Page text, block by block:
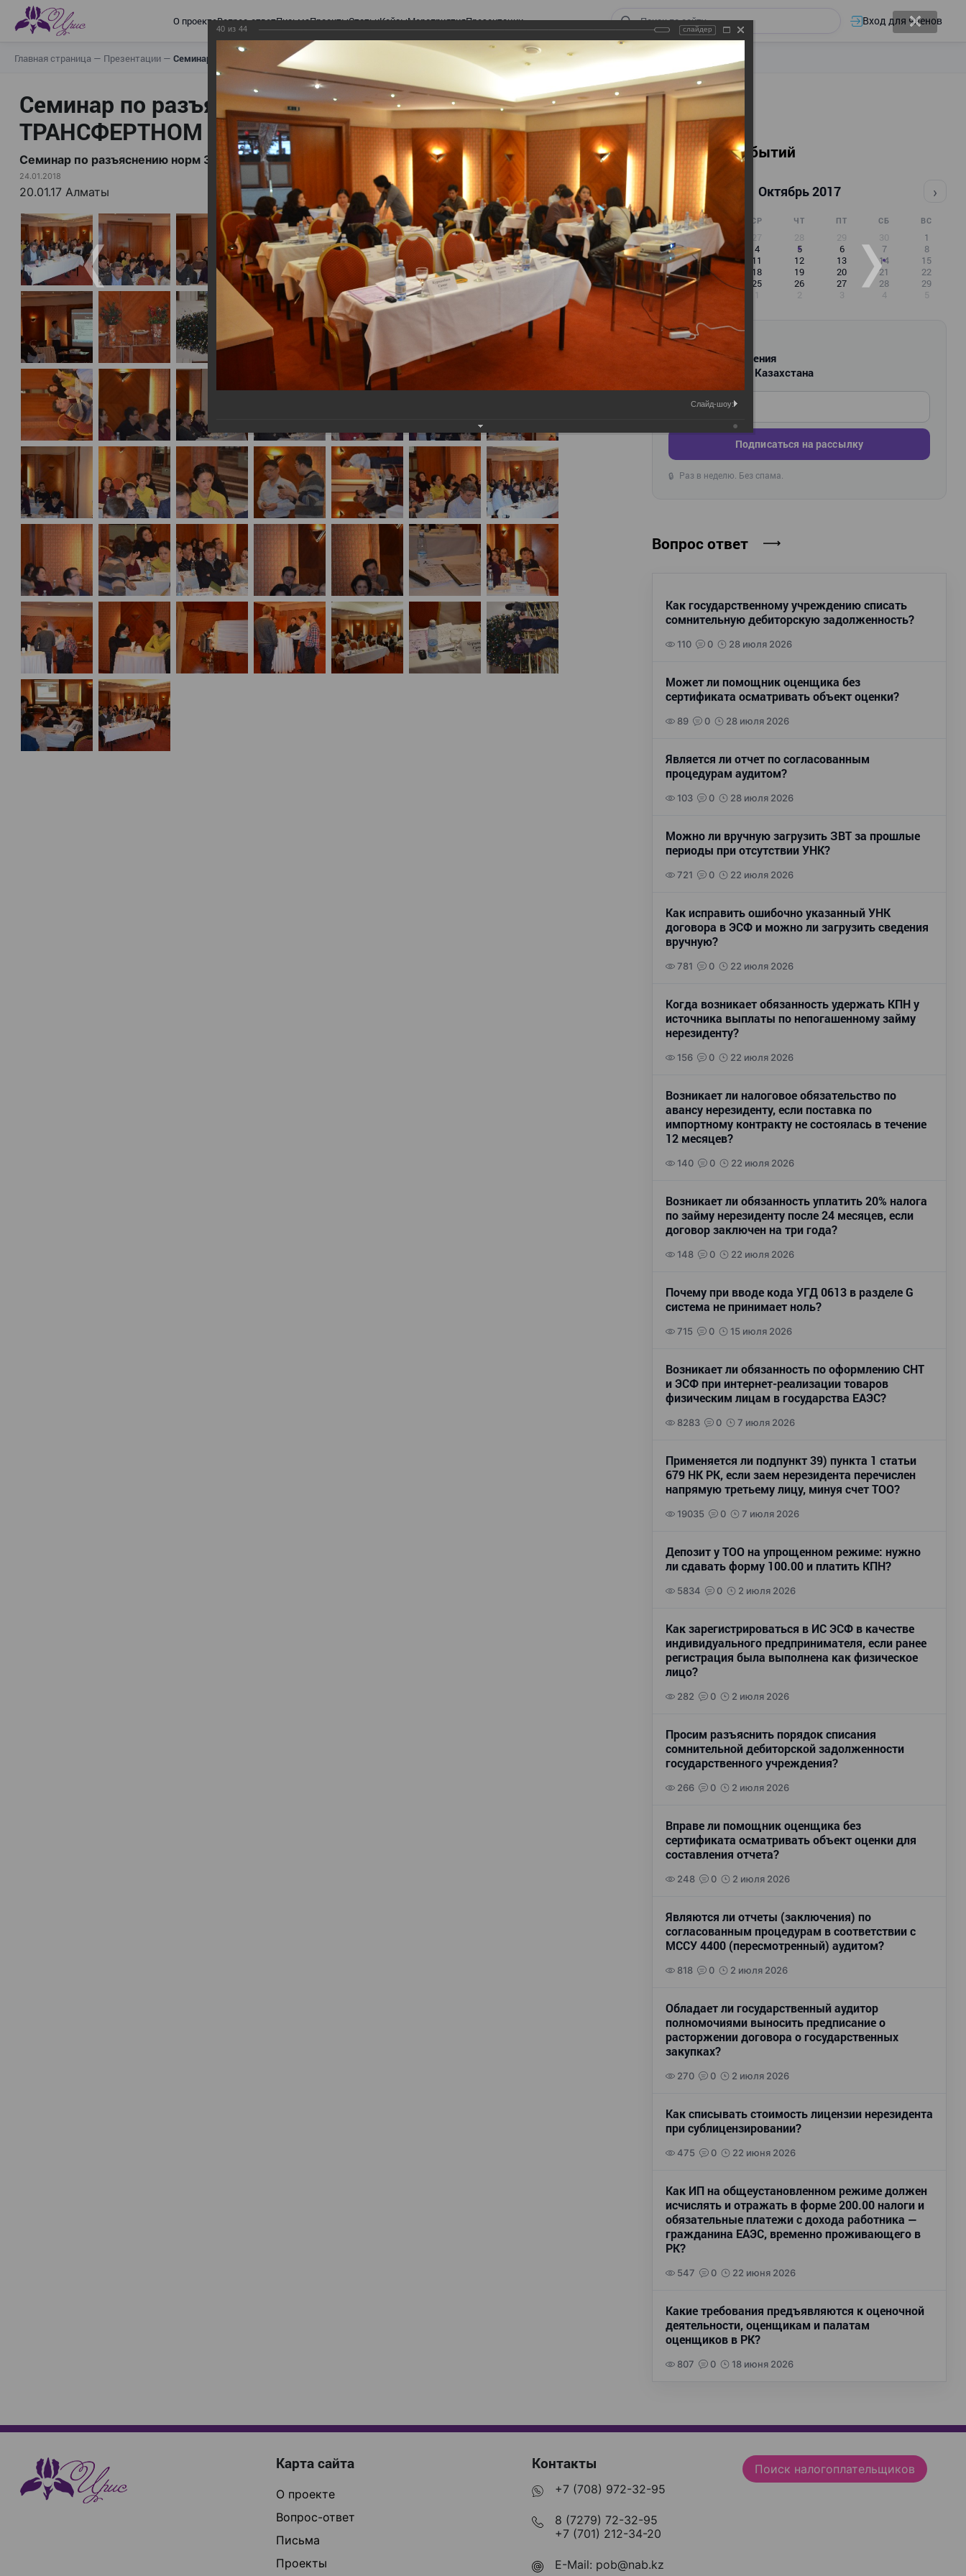
О проектеВопрос-ответПисьмаПроектыСтатьиКейсыМероприятияПрезентации Вход для членов
Главная страница — Презентации — Семинар по разъяснению норм Закона «О ТРАНСФЕРТНОМ ЦЕНООБРАЗОВАНИИ»
Семинар по разъяснению норм Закона «О
ТРАНСФЕРТНОМ ЦЕНООБРАЗОВАНИИ»
Семинар по разъяснению норм Закона «О ТРАНСФЕРТНОМ ЦЕНООБРАЗОВАНИИ»
24.01.2018
20.01.17 Алматы
Календарь событий
‹ Октябрь 2017 ›
ПН ВТ СР ЧТ ПТ СБ ВС
25 27 28 29 30
1
2
3 4 5 6 7
8
9
10 11 12 13 14
15
16
17 18 19 20 21
22
23
24 25 26 27 28
29
30
1 2 3 4 5
РАССЫЛКА
Новости и изменения
для бухгалтеров Казахстана
Введите ваш e-mail
Подписаться на рассылку
🔒 Раз в неделю. Без спама.
Вопрос ответ
Как государственному учреждению списать
сомнительную дебиторскую задолженность?
110 0 28 июля 2026
Может ли помощник оценщика без
сертификата осматривать объект оценки?
89 0 28 июля 2026
Является ли отчет по согласованным
процедурам аудитом?
103 0 28 июля 2026
Можно ли вручную загрузить ЗВТ за прошлые
периоды при отсутствии УНК?
721 0 22 июля 2026
Как исправить ошибочно указанный УНК
договора в ЭСФ и можно ли загрузить сведения
вручную?
781 0 22 июля 2026
Когда возникает обязанность удержать КПН у
источника выплаты по непогашенному займу
нерезиденту?
156 0 22 июля 2026
Возникает ли налоговое обязательство по
авансу нерезиденту, если поставка по
импортному контракту не состоялась в течение
12 месяцев?
140 0 22 июля 2026
Возникает ли обязанность уплатить 20% налога
по займу нерезиденту после 24 месяцев, если
договор заключен на три года?
148 0 22 июля 2026
Почему при вводе кода УГД 0613 в разделе G
система не принимает ноль?
715 0 15 июля 2026
Возникает ли обязанность по оформлению СНТ
и ЭСФ при интернет-реализации товаров
физическим лицам в государства ЕАЭС?
8283 0 7 июля 2026
Применяется ли подпункт 39) пункта 1 статьи
679 НК РК, если заем нерезидента перечислен
напрямую третьему лицу, минуя счет ТОО?
19035 0 7 июля 2026
Депозит у ТОО на упрощенном режиме: нужно
ли сдавать форму 100.00 и платить КПН?
5834 0 2 июля 2026
Как зарегистрироваться в ИС ЭСФ в качестве
индивидуального предпринимателя, если ранее
регистрация была выполнена как физическое
лицо?
282 0 2 июля 2026
Просим разъяснить порядок списания
сомнительной дебиторской задолженности
государственного учреждения?
266 0 2 июля 2026
Вправе ли помощник оценщика без
сертификата осматривать объект оценки для
составления отчета?
248 0 2 июля 2026
Являются ли отчеты (заключения) по
согласованным процедурам в соответствии с
МССУ 4400 (пересмотренный) аудитом?
818 0 2 июля 2026
Обладает ли государственный аудитор
полномочиями выносить предписание о
расторжении договора о государственных
закупках?
270 0 2 июля 2026
Как списывать стоимость лицензии нерезидента
при сублицензировании?
475 0 22 июня 2026
Как ИП на общеустановленном режиме должен
исчислять и отражать в форме 200.00 налоги и
обязательные платежи с дохода работника —
гражданина ЕАЭС, временно проживающего в
РК?
547 0 22 июня 2026
Какие требования предъявляются к оценочной
деятельности, оценщикам и палатам
оценщиков в РК?
807 0 18 июня 2026
Карта сайта
О проекте
Вопрос-ответ
Письма
Проекты
Контакты
+7 (708) 972-32-95
8 (7279) 72-32-95
+7 (701) 212-34-20
E-Mail: pob@nab.kz
Поиск налогоплательщиков
40 из 44 слайдер
Слайд-шоу: